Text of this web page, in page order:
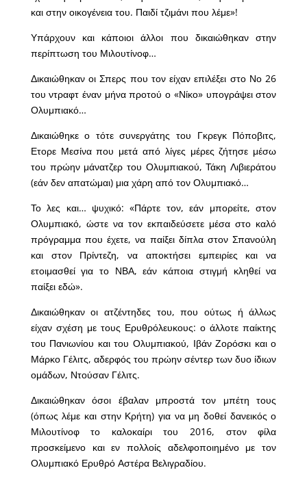
και στην οικογένεια του. Παιδί τζιμάνι που λέμε»!
Υπάρχουν και κάποιοι άλλοι που δικαιώθηκαν στην
περίπτωση του Μιλουτίνοφ…
Δικαιώθηκαν οι Σπερς που τον είχαν επιλέξει στο Νο 26
του ντραφτ έναν μήνα προτού ο «Νίκο» υπογράψει στον
Ολυμπιακό…
Δικαιώθηκε ο τότε συνεργάτης του Γκρεγκ Πόποβιτς,
Ετορε Μεσίνα που μετά από λίγες μέρες ζήτησε μέσω
του πρώην μάνατζερ του Ολυμπιακού, Τάκη Λιβιεράτου
(εάν δεν απατώμαι) μια χάρη από τον Ολυμπιακό…
Το λες και… ψυχικό: «Πάρτε τον, εάν μπορείτε, στον
Ολυμπιακό, ώστε να τον εκπαιδεύσετε μέσα στο καλό
πρόγραμμα που έχετε, να παίξει δίπλα στον Σπανούλη
και στον Πρίντεζη, να αποκτήσει εμπειρίες και να
ετοιμασθεί για το ΝΒΑ, εάν κάποια στιγμή κληθεί να
παίξει εδώ».
Δικαιώθηκαν οι ατζέντηδες του, που ούτως ή άλλως
είχαν σχέση με τους Ερυθρόλευκους: ο άλλοτε παίκτης
του Πανιωνίου και του Ολυμπιακού, Ιβάν Ζορόσκι και ο
Μάρκο Γέλιτς, αδερφός του πρώην σέντερ των δυο ίδιων
ομάδων, Ντούσαν Γέλιτς.
Δικαιώθηκαν όσοι έβαλαν μπροστά τον μπέτη τους
(όπως λέμε και στην Κρήτη) για να μη δοθεί δανεικός ο
Μιλουτίνοφ το καλοκαίρι του 2016, στον φίλα
προσκείμενο και εν πολλοίς αδελφοποιημένο με τον
Ολυμπιακό Ερυθρό Αστέρα Βελιγραδίου.